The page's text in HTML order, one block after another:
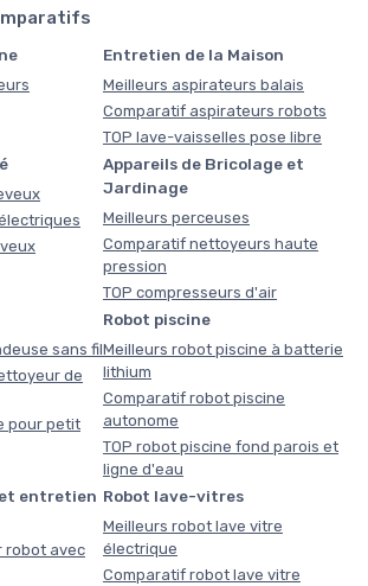
Entretien de la Maison
Meilleurs aspirateurs balais
Comparatif aspirateurs robots
TOP lave-vaisselles pose libre
Appareils de Bricolage et
Jardinage
Meilleurs perceuses
Comparatif nettoyeurs haute
pression
TOP compresseurs d'air
sans fil
de
pour petit
Robot piscine
Meilleurs robot piscine à batterie
lithium
Comparatif robot piscine
autonome
TOP robot piscine fond parois et
ligne d'eau
entretien
robot avec
Robot lave-vitres
Meilleurs robot lave vitre
électrique
Comparatif robot lave vitre